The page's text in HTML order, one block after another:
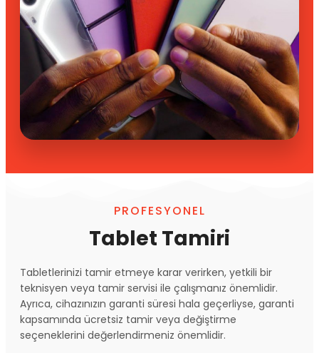
PROFESYONEL
Tablet Tamiri
Tabletlerinizi tamir etmeye karar verirken, yetkili bir
teknisyen veya tamir servisi ile çalışmanız önemlidir.
Ayrıca, cihazınızın garanti süresi hala geçerliyse, garanti
kapsamında ücretsiz tamir veya değiştirme
seçeneklerini değerlendirmeniz önemlidir.